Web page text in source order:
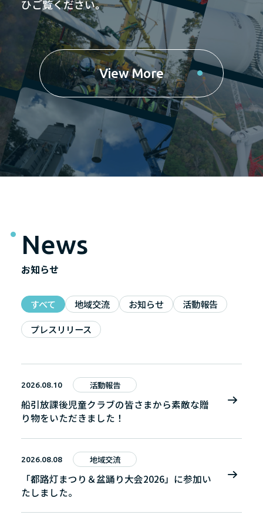
ひご覧ください。
View More
News
お知らせ
すべて 地域交流 お知らせ
活動報告
プレスリリース
2026.08.10 活動報告
船引放課後児童クラブの皆さまから素敵な贈
り物をいただきました！
2026.08.08 地域交流
「都路灯まつり＆盆踊り大会2026」に参加い
たしました。